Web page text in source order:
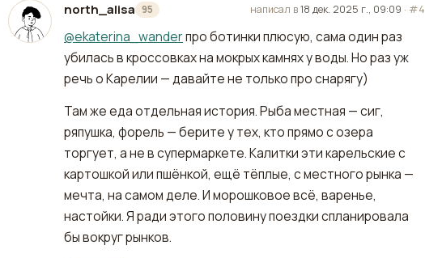
north_alisa 95
отредактировано написал в18 дек. 2025 г., 09:09 · #4
@ekaterina_wanderпро ботинки плюсую, сама один раз
убилась в кроссовках на мокрых камнях у воды. Но раз уж
речь о Карелии — давайте не только про снарягу)
Там же еда отдельная история. Рыба местная — сиг,
ряпушка, форель — берите у тех, кто прямо с озера
торгует, а не в супермаркете. Калитки эти карельские с
картошкой или пшёнкой, ещё тёплые, с местного рынка —
мечта, на самом деле. И морошковое всё, варенье,
настойки. Я ради этого половину поездки спланировала
бы вокруг рынков.